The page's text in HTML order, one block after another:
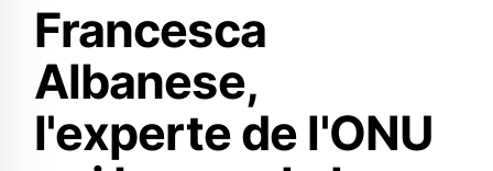
Francesca
Albanese,
l'experte de l'ONU